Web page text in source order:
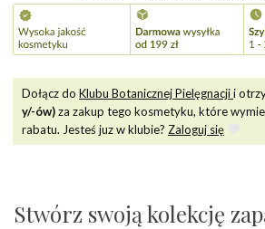
Dołącz do Klubu Botanicznej Pielęgnacjii
y/-ów)za zakup tego kosmetyku, które
rabatu. Jesteś juz w klubie? Zaloguj się
Stwórz swoją kolekcję